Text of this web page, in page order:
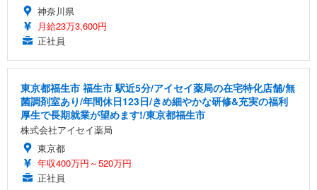
神奈川県
月給23万3,600円
正社員
東京都福生市 福生市 駅近5分/アイセイ薬局の在宅特化店舗/無
菌調剤室あり/年間休日123日/きめ細やかな研修&充実の福利
厚生で長期就業が望めます!/東京都福生市
株式会社アイセイ薬局
東京都
年収400万円～520万円
正社員